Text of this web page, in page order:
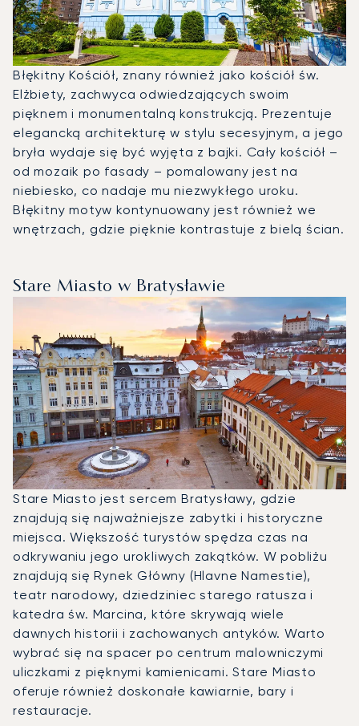
Błękitny Kościół, znany również jako kościół św.
Elżbiety, zachwyca odwiedzających swoim
pięknem i monumentalną konstrukcją. Prezentuje
elegancką architekturę w stylu secesyjnym, a jego
bryła wydaje się być wyjęta z bajki. Cały kościół –
od mozaik po fasady – pomalowany jest na
niebiesko, co nadaje mu niezwykłego uroku.
Błękitny motyw kontynuowany jest również we
wnętrzach, gdzie pięknie kontrastuje z bielą ścian.
Stare Miasto w Bratysławie
Stare Miasto jest sercem Bratysławy, gdzie
znajdują się najważniejsze zabytki i historyczne
miejsca. Większość turystów spędza czas na
odkrywaniu jego urokliwych zakątków. W pobliżu
znajdują się Rynek Główny (Hlavne Namestie),
teatr narodowy, dziedziniec starego ratusza i
katedra św. Marcina, które skrywają wiele
dawnych historii i zachowanych antyków. Warto
wybrać się na spacer po centrum malowniczymi
uliczkami z pięknymi kamienicami. Stare Miasto
oferuje również doskonałe kawiarnie, bary i
restauracje.